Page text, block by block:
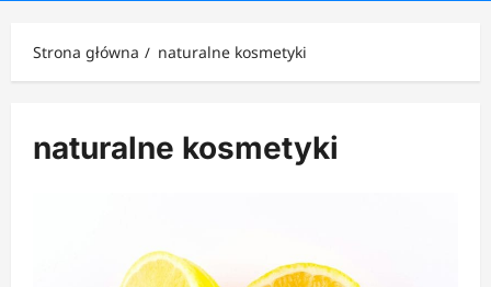
Strona główna
naturalne kosmetyki
naturalne kosmetyki